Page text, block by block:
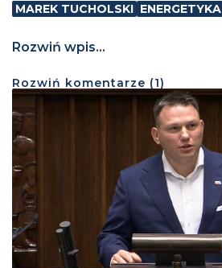
MAREK TUCHOLSKI ENERGETYKA
Rozwiń wpis...
Rozwiń komentarze (1)